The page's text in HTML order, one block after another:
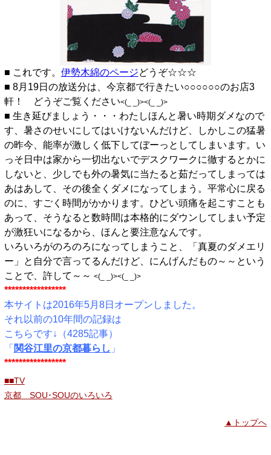
■ これです。 伊勢木綿のページどうぞ☆☆☆
■ 8月19日の放送分は、今京都で行きたい○○○○○○のお店3
軒！ どうぞご覧ください<(_ _)><(_ _)>
■ 生き延びましょう・・・わたしほんと暑い時期ダメなので
す、暑さのせいにしてはいけないんだけど、しかしこの猛暑
の昨今、能率が激しく低下してぼーっとしてしまいます。い
っそ日中は家から一切出ないでデスクワークに徹するとかに
しないと、少しでも外の暑気に当たると茹だってしまっては
あはあして、その後全くダメになってしまう。平常心に戻る
のに、すごく時間がかかります。ひどい頭痛を起こすことも
あって、そうなると数時間は本格的にダウンしてしまい予定
が激狂いになるから、ほんと要注意なんです。
いろいろがのろのろになってしまうこと、「真夏のダメエリ
ー」と自分で言ってるんだけど、にんげんだもの～～という
ことで、許して～～ <(_ _)><(_ _)>
*****************
本サイトは2016年5月8日オープンしました。
それ以前の10年間の記録は
こちらです↓（4285記事）
「 関谷江里の京都暮らし 」
*****************
■■TV
京都 SOU･SOUのいろいろ
▲トップへ